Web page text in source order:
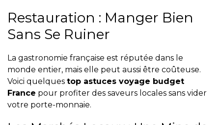
Restauration : Manger Bien
Sans Se Ruiner
La gastronomie française est réputée dans le
monde entier, mais elle peut aussi être coûteuse.
Voici quelques top astuces voyage budget
France pour profiter des saveurs locales sans vider
votre porte-monnaie.